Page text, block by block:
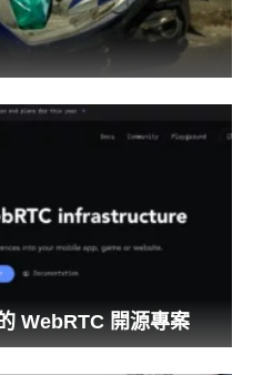
WebRTC 開源專案